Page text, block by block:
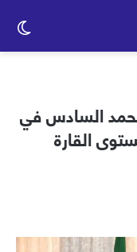
السادس في
القارة